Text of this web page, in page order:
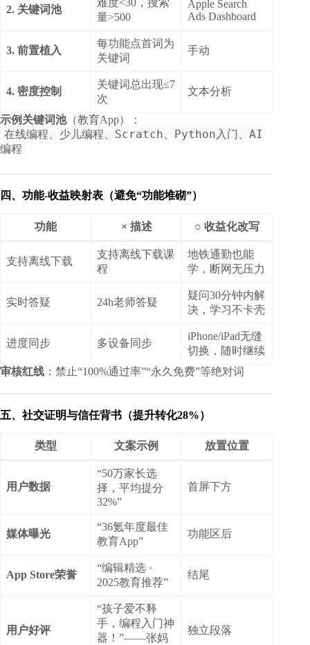
2. 关键词池
量>500
Apple Search
Ads Dashboard
3. 前置植入
每功能点首词为
关键词
手动
4. 密度控制
关键词总出现≤7
次
文本分析
示例关键词池（教育App）：
在线编程、少儿编程、Scratch、Python入门、AI
编程
四、功能-收益映射表（避免“功能堆砌”）
功能 × 描述 ○ 收益化改写
支持离线下载
支持离线下载课
程
地铁通勤也能
学，断网无压力
实时答疑 24h老师答疑
疑问30分钟内解
决，学习不卡壳
进度同步 多设备同步
iPhone/iPad无缝
切换，随时继续
审核红线 ：禁止“100%通过率”“永久免费”等绝对词
五、社交证明与信任背书（提升转化28%）
类型 文案示例 放置位置
用户数据
“50万家长选
择，平均提分
32%”
首屏下方
媒体曝光
“36氪年度最佳
教育App”
功能区后
App Store荣誉
“编辑精选 ·
2025教育推荐”
结尾
用户好评
“孩子爱不释
手，编程入门神
器！”——张妈
独立段落